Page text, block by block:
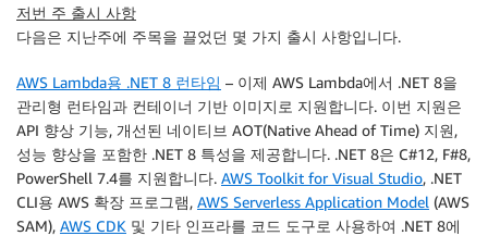
저번 주 출시 사항
다음은 지난주에 주목을 끌었던 몇 가지 출시 사항입니다.
AWS Lambda용 .NET 8 런타임 – 이제 AWS Lambda에서 .NET 8을
관리형 런타임과 컨테이너 기반 이미지로 지원합니다. 이번 지원은
API 향상 기능, 개선된 네이티브 AOT(Native Ahead of Time) 지원,
성능 향상을 포함한 .NET 8 특성을 제공합니다. .NET 8은 C#12, F#8,
PowerShell 7.4를 지원합니다. AWS Toolkit for Visual Studio, .NET
CLI용 AWS 확장 프로그램, AWS Serverless Application Model (AWS
SAM), AWS CDK 및 기타 인프라를 코드 도구로 사용하여 .NET 8에